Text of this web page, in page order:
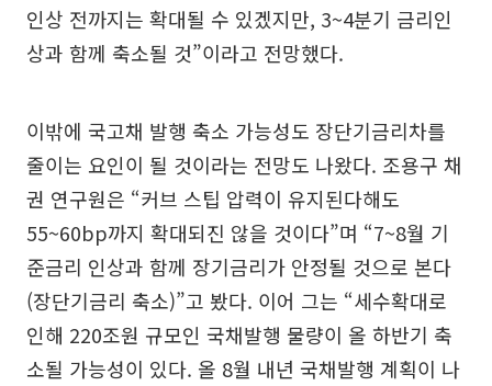
인상 전까지는 확대될 수 있겠지만, 3~4분기 금리인
상과 함께 축소될 것”이라고 전망했다.
이밖에 국고채 발행 축소 가능성도 장단기금리차를
줄이는 요인이 될 것이라는 전망도 나왔다. 조용구 채
권 연구원은 “커브 스팁 압력이 유지된다해도
55~60bp까지 확대되진 않을 것이다”며 “7~8월 기
준금리 인상과 함께 장기금리가 안정될 것으로 본다
(장단기금리 축소)”고 봤다. 이어 그는 “세수확대로
인해 220조원 규모인 국채발행 물량이 올 하반기 축
소될 가능성이 있다. 올 8월 내년 국채발행 계획이 나